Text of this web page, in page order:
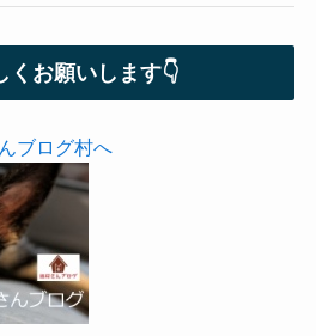
くお願いします👇